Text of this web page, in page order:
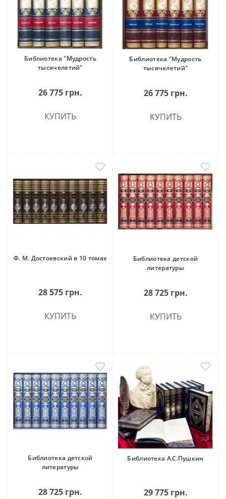
Библиотека "Мудрость
тысячелетий"
26 775 грн.
КУПИТЬ
Библиотека "Мудрость
тысячелетий"
26 775 грн.
КУПИТЬ
Ф. М. Достоевский в 10 томах
28 575 грн.
КУПИТЬ
Библиотека детской
литературы
28 725 грн.
КУПИТЬ
Библиотека детской
литературы
28 725 грн.
Библиотека А.С.Пушкин
29 775 грн.